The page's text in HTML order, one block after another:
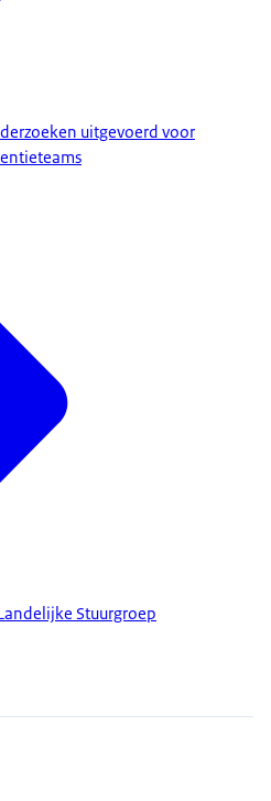
uitgevoerd voor
Stuurgroep